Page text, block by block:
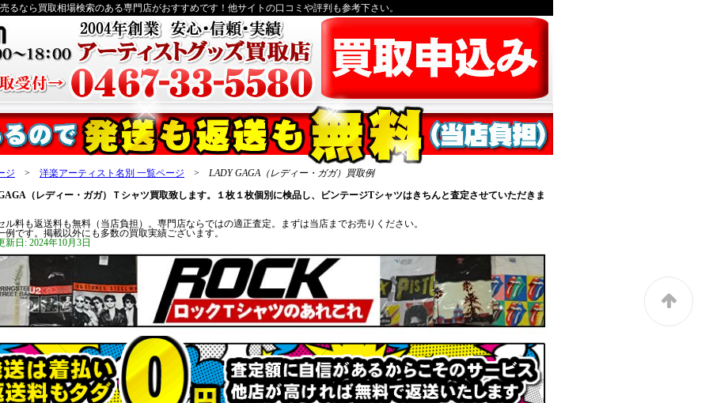
なら買取相場検索のある専門店がおすすめです！他サイトの口コミや評判も参考下さい。
ジ > 洋楽アーティスト名別 一覧ページ > LADY GAGA（レディー・ガガ）買取例
（レディー・ガガ）Ｔシャツ買取致します。１枚１枚個別に検品し、ビンテージTシャツはきちんと査定させていただきま
ル料も返送料も無料（当店負担）。専門店ならではの適正査定。まずは当店までお売りください。
例です。掲載以外にも多数の買取実績ございます。
新日: 2024年10月3日